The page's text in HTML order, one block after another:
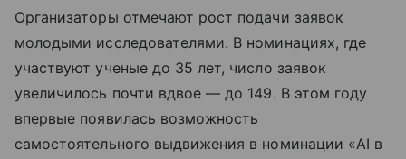
Организаторы отмечают рост подачи заявок
молодыми исследователями. В номинациях, где
участвуют ученые до 35 лет, число заявок
увеличилось почти вдвое — до 149. В этом году
впервые появилась возможность
самостоятельного выдвижения в номинации «AI в